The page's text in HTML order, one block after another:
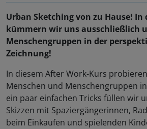
Urban Sketching von zu Hause! In
kümmern wir uns ausschließlich
Menschengruppen in der
Zeichnung!
In diesem After Work-Kurs
Menschen und Menschengruppen
ein paar einfachen Tricks füllen wir
Skizzen mit Spaziergängerinnen,
beim Einkaufen und spielenden